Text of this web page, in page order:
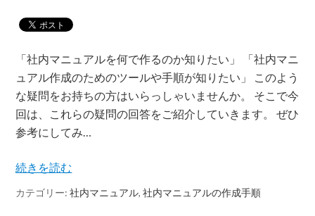
「社内マニュアルを何で作るのか知りたい」 「社内マニ
ュアル作成のためのツールや手順が知りたい」 このよう
な疑問をお持ちの方はいらっしゃいませんか。 そこで今
回は、これらの疑問の回答をご紹介していきます。 ぜひ
参考にしてみ…
続きを読む
カテゴリー:社内マニュアル,社内マニュアルの作成手順